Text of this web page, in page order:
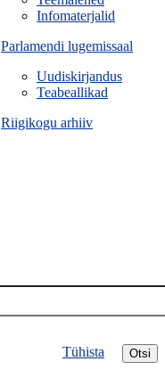
Infomaterjalid
Parlamendi lugemissaal
Uudiskirjandus
Teabeallikad
Riigikogu arhiiv
Otsi
Tühista